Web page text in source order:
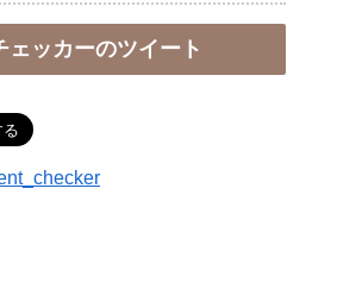
ェッカーのツイート